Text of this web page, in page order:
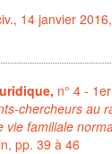
14 janvier
n° 4 -
chercheurs au
vie familiale
pp. 39 à 46